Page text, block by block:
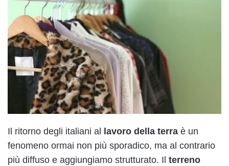
Il ritorno degli italiani al lavoro della terra è un
fenomeno ormai non più sporadico, ma al contrario
più diffuso e aggiungiamo strutturato. Il terreno